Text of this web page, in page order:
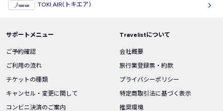
TOKI AIR(トキエア)
サポートメニュー
ご予約確認
ご利用の流れ
チケットの種類
キャンセル・変更に関して
コンビニ決済のご案内
Travelistについて
会社概要
旅行業登録票・約款
プライバシーポリシー
特定商取引法に基づく表示
推奨環境